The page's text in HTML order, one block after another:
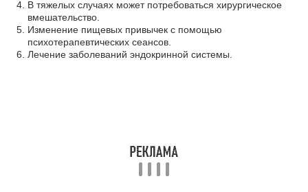
В тяжелых случаях может потребоваться хирургическое
вмешательство.
Изменение пищевых привычек с помощью
психотерапевтических сеансов.
Лечение заболеваний эндокринной системы.